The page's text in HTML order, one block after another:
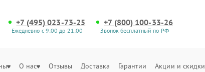
+7 (495) 023-73-25
Ежедневно с 9:00 до 21:00
+7 (800) 100-33-26
Звонок бесплатный по РФ
О нас Отзывы Доставка Гарантии Акции и скидки